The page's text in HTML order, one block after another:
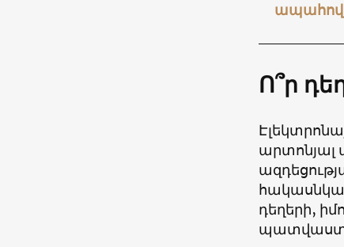
Ո՞ր
արտոնյալ
դեղերի,